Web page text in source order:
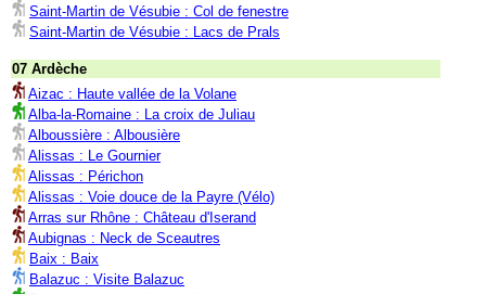
Saint-Martin de Vésubie : Col de fenestre
Saint-Martin de Vésubie : Lacs de Prals
07 Ardèche
Aizac : Haute vallée de la Volane
Alba-la-Romaine : La croix de Juliau
Alboussière : Albousière
Alissas : Le Gournier
Alissas : Périchon
Alissas : Voie douce de la Payre (Vélo)
Arras sur Rhône : Château d'Iserand
Aubignas : Neck de Sceautres
Baix : Baix
Balazuc : Visite Balazuc